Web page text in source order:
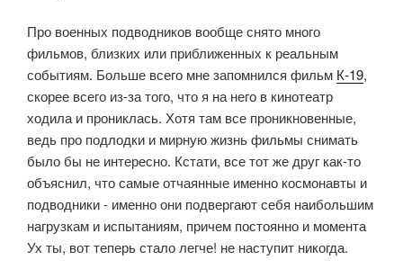
Про военных подводников вообще снято много
фильмов, близких или приближенных к реальным
событиям. Больше всего мне запомнился фильм К-19,
скорее всего из-за того, что я на него в кинотеатр
ходила и прониклась. Хотя там все проникновенные,
ведь про подлодки и мирную жизнь фильмы снимать
было бы не интересно. Кстати, все тот же друг как-то
объяснил, что самые отчаянные именно космонавты и
подводники - именно они подвергают себя наибольшим
нагрузкам и испытаниям, причем постоянно и момента
Ух ты, вот теперь стало легче! не наступит никогда.